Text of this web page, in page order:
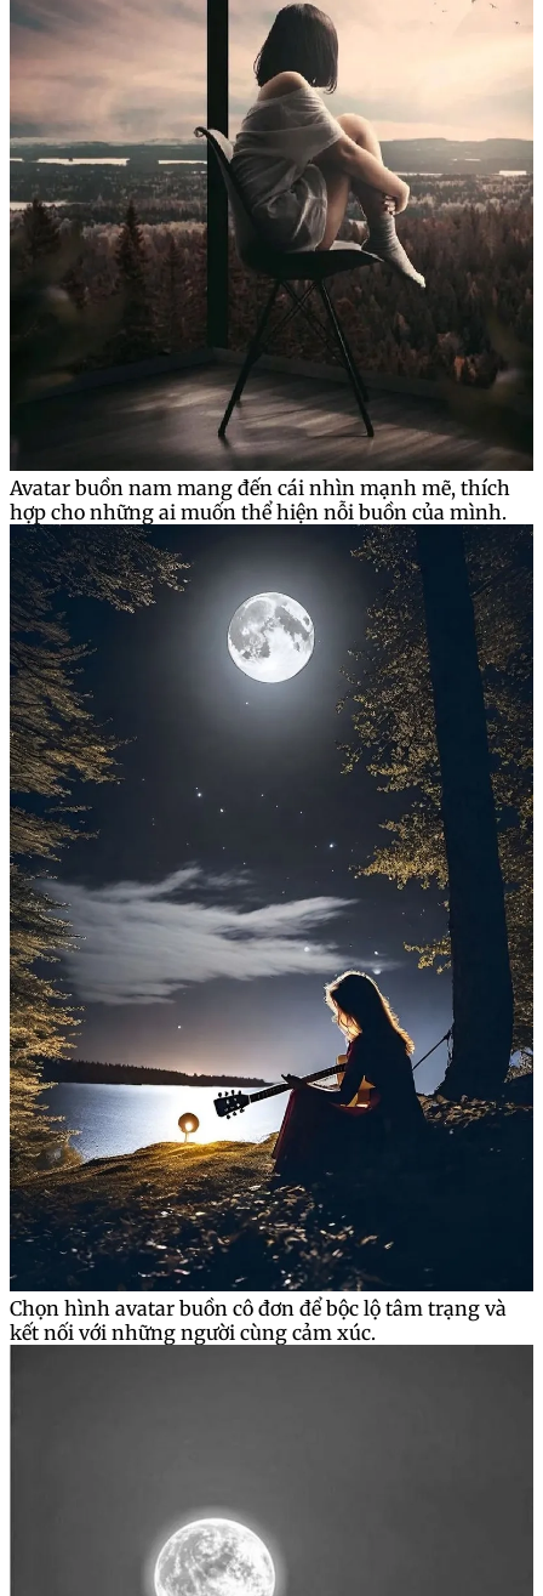
Avatar buồn nam mang đến cái nhìn mạnh mẽ, thích
hợp cho những ai muốn thể hiện nỗi buồn của mình.
Chọn hình avatar buồn cô đơn để bộc lộ tâm trạng và
kết nối với những người cùng cảm xúc.